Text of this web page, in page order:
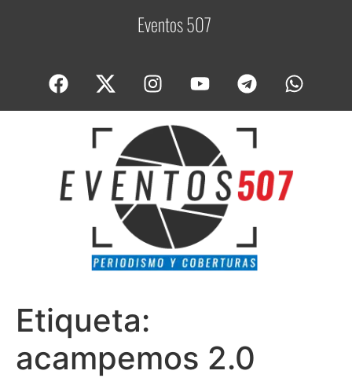
Eventos 507C
Etiqueta:
acampemos 2.0